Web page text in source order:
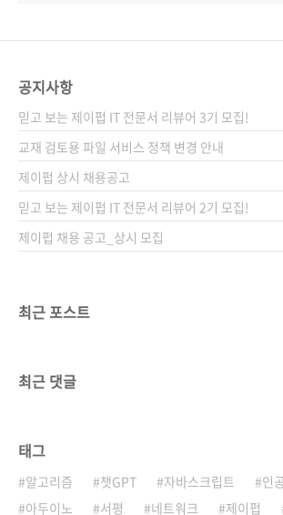
공지사항
믿고 보는 제이펍 IT 전문서 리뷰어 3기 모집!
교재 검토용 파일 서비스 정책 변경 안내
제이펍 상시 채용공고
믿고 보는 제이펍 IT 전문서 리뷰어 2기 모집!
제이펍 채용 공고_상시 모집
최근 포스트
최근 댓글
태그
알고리즘 챗GPT 자바스크립트 인
아두이노
서평 네트워크 제이펍